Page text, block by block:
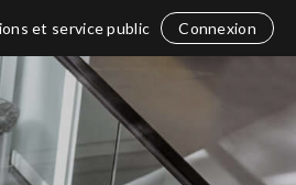
et service public Connexion